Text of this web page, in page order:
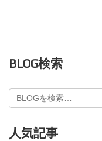
BLOG検索
人気記事